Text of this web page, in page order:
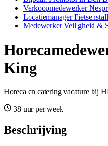
Verkoopmedewerker
Locatiemanager
Medewerker Veiligheid &
King
Horeca en catering vacature bij
38 uur per week
Beschrijving